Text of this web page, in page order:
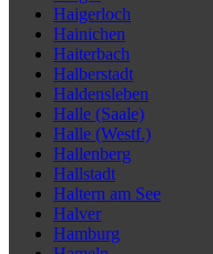
Haigerloch
Hainichen
Haiterbach
Halberstadt
Haldensleben
Halle (Saale)
Halle (Westf.)
Hallenberg
Hallstadt
Haltern am See
Halver
Hamburg